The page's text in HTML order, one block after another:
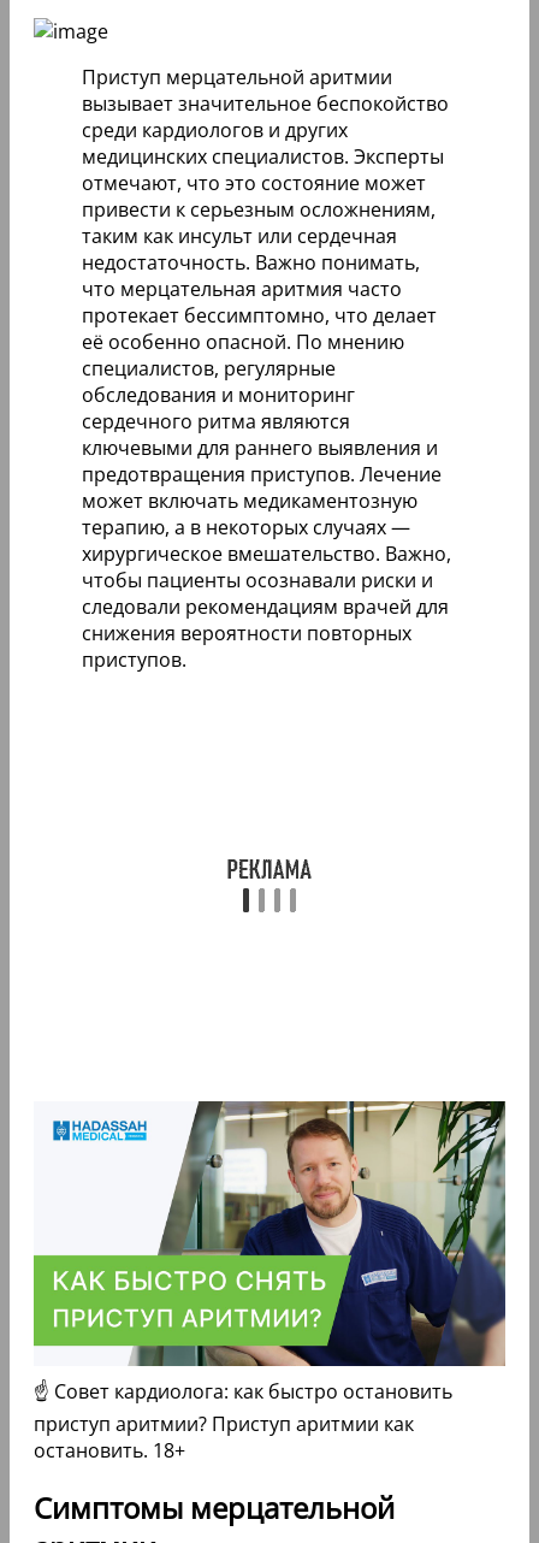
Приступ мерцательной аритмии
вызывает значительное беспокойство
среди кардиологов и других
медицинских специалистов. Эксперты
отмечают, что это состояние может
привести к серьезным осложнениям,
таким как инсульт или сердечная
недостаточность. Важно понимать,
что мерцательная аритмия часто
протекает бессимптомно, что делает
её особенно опасной. По мнению
специалистов, регулярные
обследования и мониторинг
сердечного ритма являются
ключевыми для раннего выявления и
предотвращения приступов. Лечение
может включать медикаментозную
терапию, а в некоторых случаях —
хирургическое вмешательство. Важно,
чтобы пациенты осознавали риски и
следовали рекомендациям врачей для
снижения вероятности повторных
приступов.
☝ Совет кардиолога: как быстро остановить
приступ аритмии? Приступ аритмии как
остановить. 18+
Симптомы мерцательной